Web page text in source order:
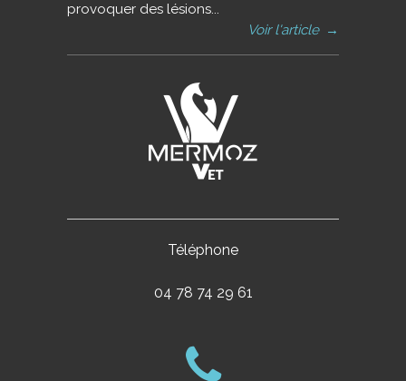
provoquer des lésions...
Voir l'article →
Téléphone
04 78 74 29 61